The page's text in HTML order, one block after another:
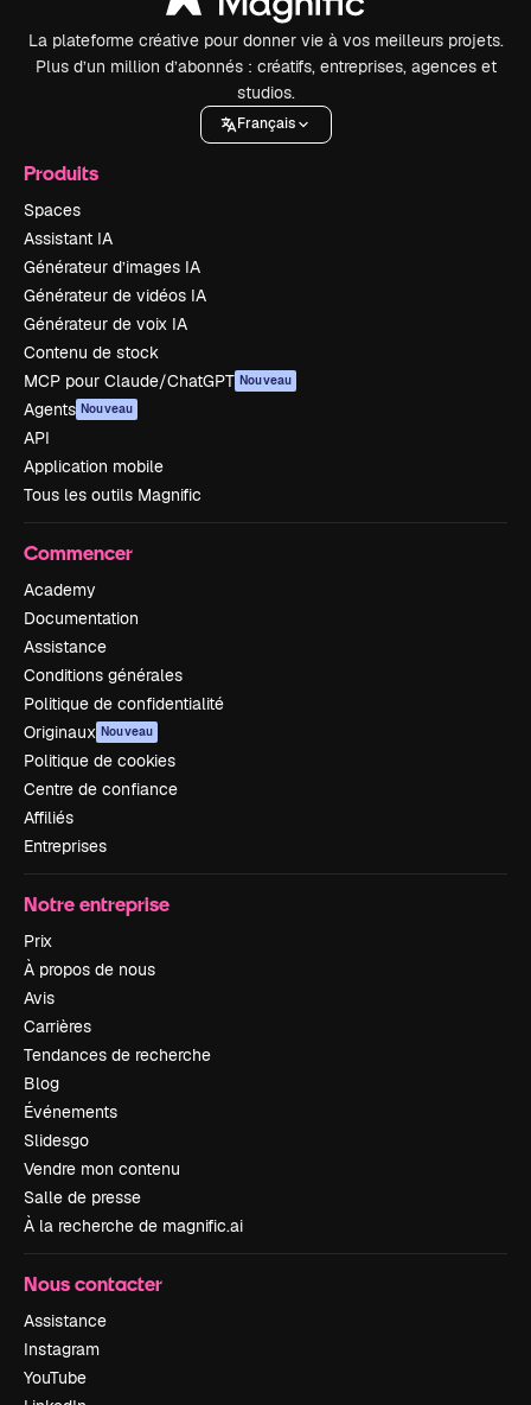
La plateforme créative pour donner vie à vos meilleurs projets.
Plus d’un million d’abonnés : créatifs, entreprises, agences et
studios.
Français
Produits
Spaces
Assistant IA
Générateur d’images IA
Générateur de vidéos IA
Générateur de voix IA
Contenu de stock
MCP pour Claude/ChatGPT Nouveau
Agents Nouveau
API
Application mobile
Tous les outils Magnific
Commencer
Academy
Documentation
Assistance
Conditions générales
Politique de confidentialité
Originaux Nouveau
Politique de cookies
Centre de confiance
Affiliés
Entreprises
Notre entreprise
Prix
À propos de nous
Avis
Carrières
Tendances de recherche
Blog
Événements
Slidesgo
Vendre mon contenu
Salle de presse
À la recherche de magnific.ai
Nous contacter
Assistance
Instagram
YouTube